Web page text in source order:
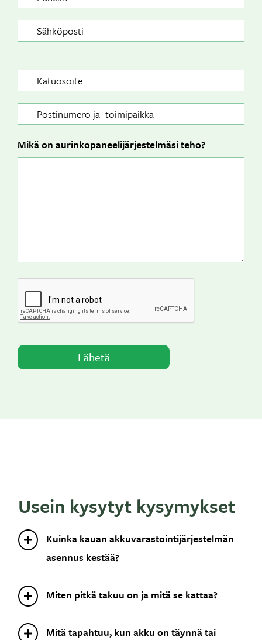
Sähköposti
Katuosoite*
Postiosoite*
Mikä on aurinkopaneelijärjestelmäsi teho?
Usein kysytyt kysymykset
Kuinka kauan akkuvarastointijärjestelmän
asennus kestää?
Miten pitkä takuu on ja mitä se kattaa?
Mitä tapahtuu, kun akku on täynnä tai